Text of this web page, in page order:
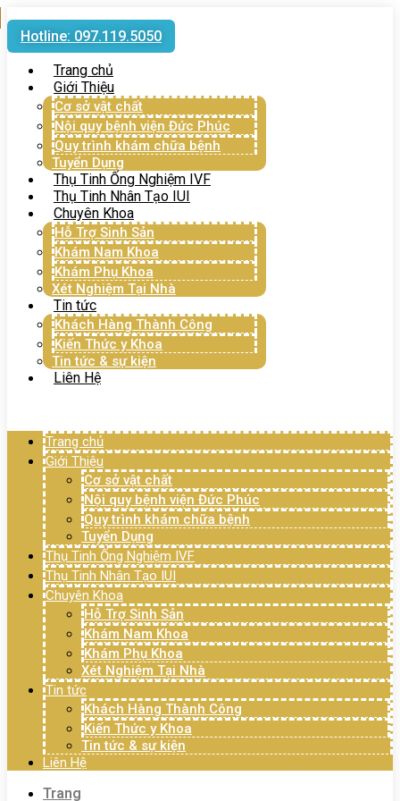
Hotline: 097.119.5050
Trang chủ
Giới Thiệu
Cơ sở vật chất
Nội quy bệnh viện Đức Phúc
Quy trình khám chữa bệnh
Tuyển Dụng
Thụ Tinh Ống Nghiệm IVF
Thụ Tinh Nhân Tạo IUI
Chuyên Khoa
Hỗ Trợ Sinh Sản
Khám Nam Khoa
Khám Phụ Khoa
Xét Nghiệm Tại Nhà
Tin tức
Khách Hàng Thành Công
Kiến Thức y Khoa
Tin tức & sự kiện
Liên Hệ
Trang chủ
Giới Thiệu
Cơ sở vật chất
Nội quy bệnh viện Đức Phúc
Quy trình khám chữa bệnh
Tuyển Dụng
Thụ Tinh Ống Nghiệm IVF
Thụ Tinh Nhân Tạo IUI
Chuyên Khoa
Hỗ Trợ Sinh Sản
Khám Nam Khoa
Khám Phụ Khoa
Xét Nghiệm Tại Nhà
Tin tức
Khách Hàng Thành Công
Kiến Thức y Khoa
Tin tức & sự kiện
Liên Hệ
Trang